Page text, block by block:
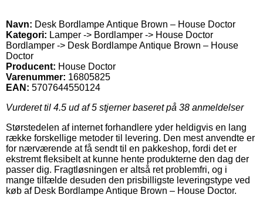
Navn: Desk Bordlampe Antique Brown – House Doctor
Kategori: Lamper -> Bordlamper -> House Doctor
Bordlamper -> Desk Bordlampe Antique Brown – House
Doctor
Producent: House Doctor
Varenummer: 16805825
EAN: 5707644550124
Vurderet til 4.5 ud af 5 stjerner baseret på 38 anmeldelser
Størstedelen af internet forhandlere yder heldigvis en lang
række forskellige metoder til levering. Den mest anvendte er
for nærværende at få sendt til en pakkeshop, fordi det er
ekstremt fleksibelt at kunne hente produkterne den dag der
passer dig. Fragtløsningen er altså ret problemfri, og i
mange tilfælde desuden den prisbilligste leveringstype ved
køb af Desk Bordlampe Antique Brown – House Doctor.